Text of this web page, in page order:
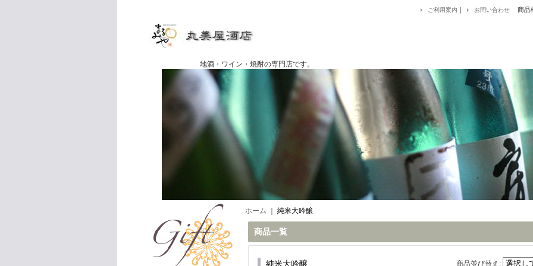
地酒・ワイン・焼酎の専門店です。
ご利用案内 ｜ お問い合わせ 商品
ホーム 純米大吟醸
商品一覧
純米大吟醸 商品並び替え :